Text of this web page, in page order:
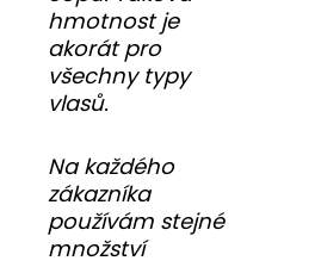
hmotnost je
akorát pro
všechny typy
vlasů.
Na každého
zákazníka
používám stejné
množství